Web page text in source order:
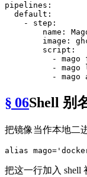
pipelines:
default:
-
step:
name:
image:
script:
-
mago
-
mago
-
mago
§ 06Shell 别
把镜像当作本地二
alias mago=
把这一行加入 shell